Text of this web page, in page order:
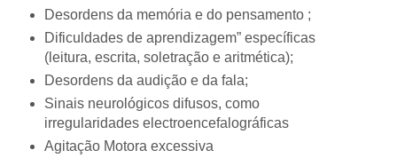
Desordens da memória e do pensamento ;
Dificuldades de aprendizagem” específicas
(leitura, escrita, soletração e aritmética);
Desordens da audição e da fala;
Sinais neurológicos difusos, como
irregularidades electroencefalográficas
Agitação Motora excessiva